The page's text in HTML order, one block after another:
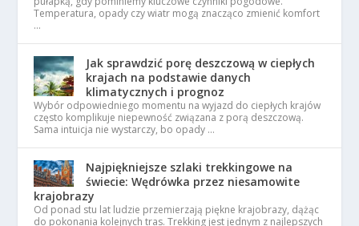
Temperatura, opady czy wiatr mogą znacząco zmienić komfort
…
Jak sprawdzić porę deszczową w ciepłych
krajach na podstawie danych
klimatycznych i prognoz
Wybór odpowiedniego momentu na wyjazd do ciepłych krajów
często komplikuje niepewność związana z porą deszczową.
Sama intuicja nie wystarczy, bo opady …
Najpiękniejsze szlaki trekkingowe na
świecie: Wędrówka przez niesamowite
krajobrazy
Od ponad stu lat ludzie przemierzają piękne krajobrazy, dążąc
do pokonania kolejnych tras. Trekking jest jednym z najlepszych